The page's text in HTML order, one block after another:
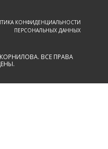
КОНФИДЕНЦИАЛЬНОСТИ
ПЕРСОНАЛЬНЫХ ДАННЫХ
ВСЕ ПРАВА